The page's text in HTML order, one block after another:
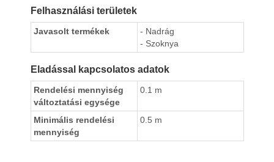
Felhasználási területek
Javasolt termékek
- Nadrág
- Szoknya
Eladással kapcsolatos adatok
Rendelési mennyiség
változtatási egysége
0.1 m
Minimális rendelési
mennyiség
0.5 m